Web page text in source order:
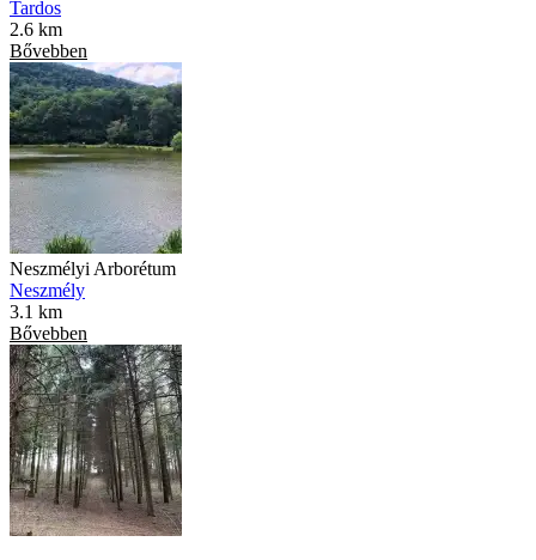
Tardos
2.6 km
Bővebben
Neszmélyi Arborétum
Neszmély
3.1 km
Bővebben